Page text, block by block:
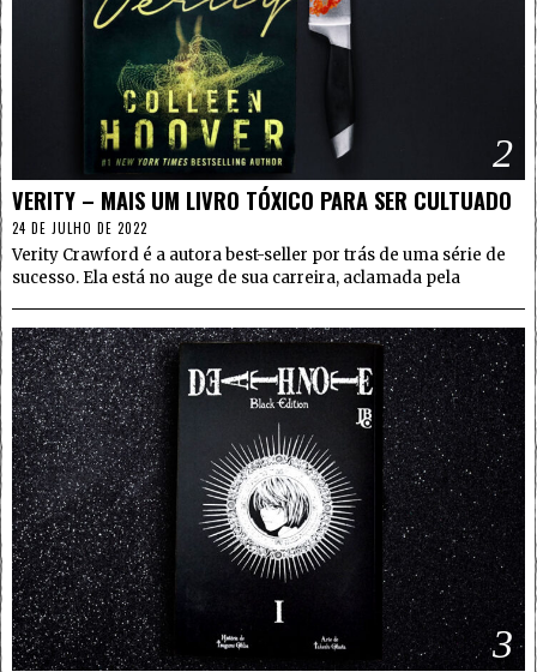
2
VERITY – MAIS UM LIVRO TÓXICO PARA SER CULTUADO
24 DE JULHO DE 2022
Verity Crawford é a autora best-seller por trás de uma série de
sucesso. Ela está no auge de sua carreira, aclamada pela
3